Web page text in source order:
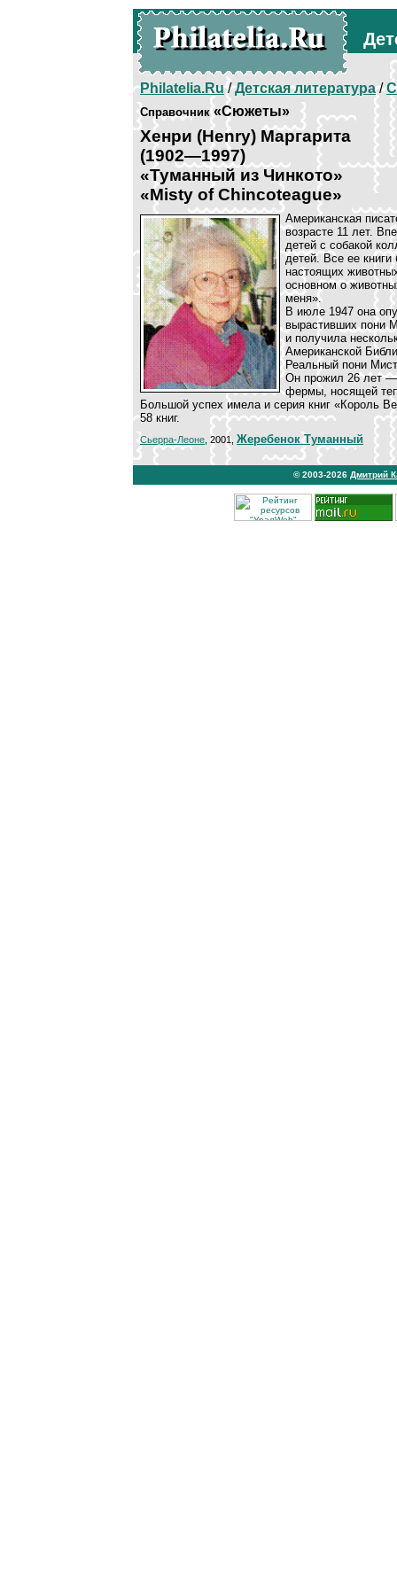
Philatelia.Ru/Детская литература/
Справочник«Сюжеты»
Хенри (Henry) Маргарита
(1902—1997)
«Туманный из Чинкото»
«Misty of Chincoteague»
Американская
возрасте 11 лет.
детей с собакой
детей. Все ее
настоящих
основном о
меня».
В июле 1947 она
вырастивших пони
и получила
Американской
Реальный пони
Он прожил 26 лет —
фермы, носящей
Большой успех имела и серия книг «Король
58 книг.
Сьерра-Леоне , 2001, Жеребенок Туманный
© 2003-2026 Дмитрий